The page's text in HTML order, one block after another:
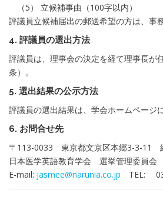
（5） 立候補事由（100字以内）
評議員立候補届出の郵送希望の方は、事
4. 評議員の選出方法
評議員は、理事会の決定を経て理事長が
条）。
5. 選出結果の公示方法
評議員の選出結果は、学会ホームページ
6. お問合せ先
〒113-0033 東京都文京区本郷3-3-11
日本医学英語教育学会 選挙管理委員会
E-mail: jasmee@narunia.co.jp TEL: